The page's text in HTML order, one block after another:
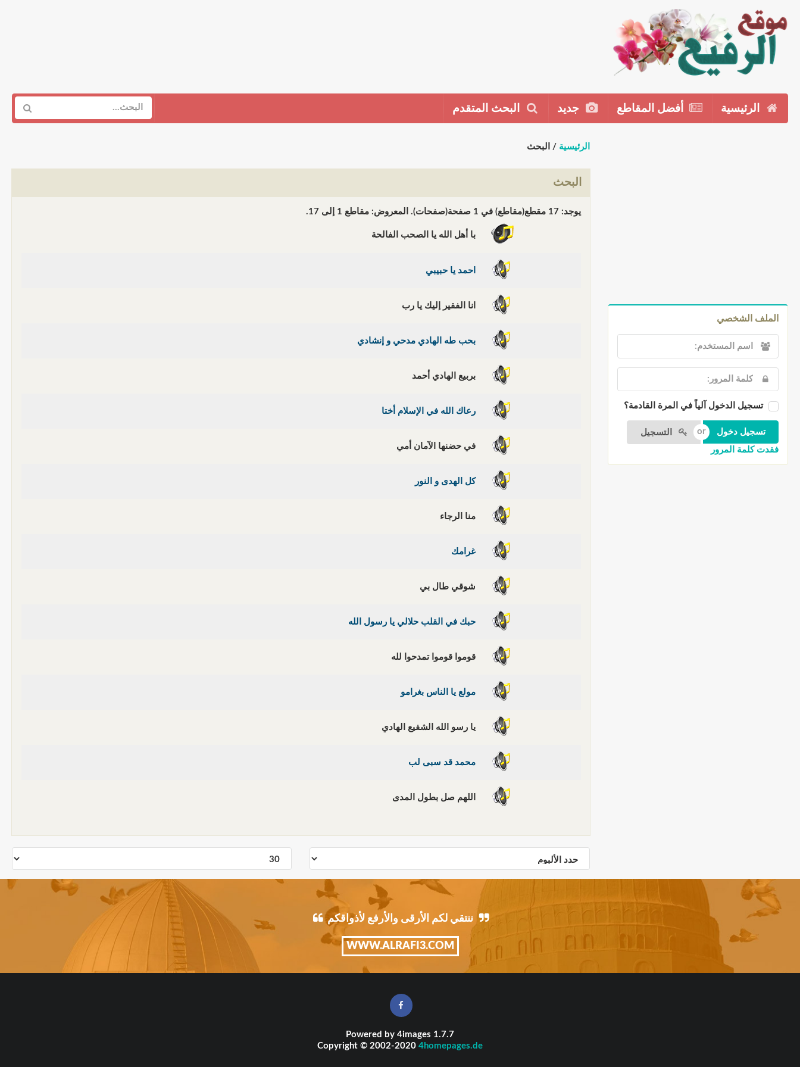
الرئيسية أفضل المقاطع جديد البحث المتقدم
الملف الشخصي
تسجيل الدخول آلياً في المرة القادمة؟
التسجيل
فقدت كلمة المرور
الرئيسية / البحث
البحث
يوجد: 17 مقطع(مقاطع) في 1 صفحة(صفحات). المعروض: مقاطع 1 إلى 17.
با أهل الله يا الصحب الفالحة
احمد يا حبيبي
انا الفقير إليك يا رب
بحب طه الهادي مدحي و إنشادي
بربيع الهادي أحمد
رعاك الله في الإسلام أختا
في حضنها الآمان أمي
كل الهدى و النور
منا الرجاء
غرامك
شوقي طال بي
حبك في القلب حلالي يا رسول الله
قوموا قوموا تمدحوا لله
مولع يا الناس بغرامو
يا رسو الله الشفيع الهادي
محمد قد سبى لب
اللهم صل بطول المدى
ننتقي لكم الأرقى والأرفع لأذواقكم
WWW.ALRAFI3.COM
Powered by 4images 1.7.7
Copyright © 2002-2020 4homepages.de